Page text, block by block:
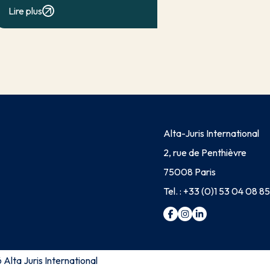
Lorsqu’elle a contribué à la
Lire plus
Alta-Juris International
2, rue de Penthièvre
75008 Paris
Tel. : +33 (0)1 53 04 08 85
Juris International